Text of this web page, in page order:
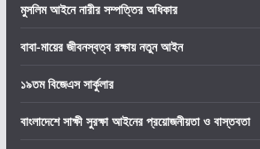
মুসলিম আইনে নারীর সম্পত্তির অধিকার
বাবা-মায়ের জীবনস্বত্ব রক্ষায় নতুন আইন
১৯তম বিজেএস সার্কুলার
বাংলাদেশে সাক্ষী সুরক্ষা আইনের প্রয়োজনীয়তা ও বাস্তবতা